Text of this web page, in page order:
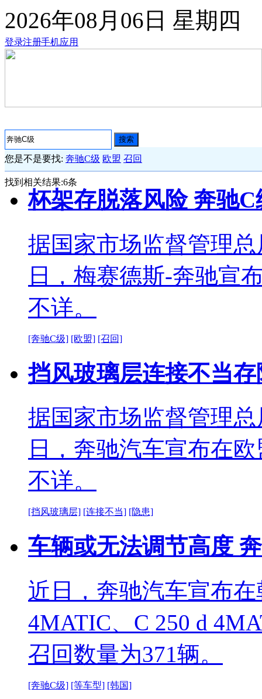
2026年08月06日 星期四
登录注册手机应用
搜索
您是不是要找: 奔驰C级 欧盟 召回
找到相关结果:6条
杯架存脱落风险 奔驰
据国家市场监督管理
日，梅赛德斯-奔驰宣
不详。
[奔驰C级] [欧盟] [召回]
挡风玻璃层连接不当
据国家市场监督管理
日，奔驰汽车宣布在
不详。
[挡风玻璃层] [连接不当] [隐患]
车辆或无法调节高度
近日，奔驰汽车宣布在
4MATIC、C 250 d
召回数量为371辆。
[奔驰C级] [等车型] [韩国]